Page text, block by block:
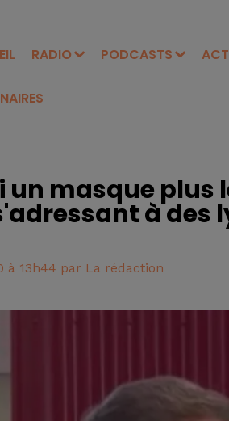
RADIO PODCASTS
un masque plus
à des
à 13h44 par La rédaction